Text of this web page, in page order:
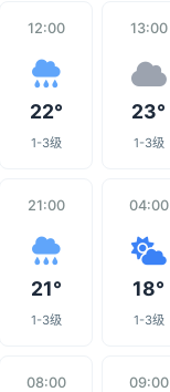
12:00
22°
1-3级
13:00
23°
1-3级
21:00
21°
1-3级
04:00
18°
1-3级
08:00 09:00